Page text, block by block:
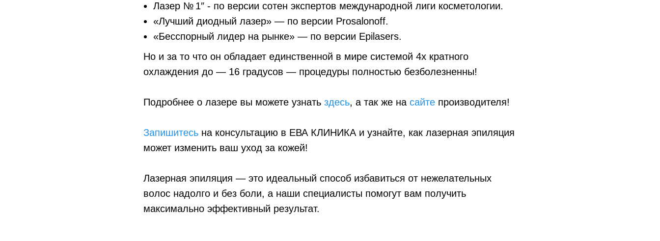
Лазер № 1″ - по версии сотен экспертов международной лиги косметологии.
«Лучший диодный лазер» — по версии Prosalonoff.
«Бесспорный лидер на рынке» — по версии Epilasers.
Но и за то что он обладает единственной в мире системой 4х кратного
охлаждения до — 16 градусов — процедуры полностью безболезненны!
Подробнее о лазере вы можете узнать здесь, а так же на сайте производителя!
Запишитесь на консультацию в ЕВА КЛИНИКА и узнайте, как лазерная эпиляция
может изменить ваш уход за кожей!
Лазерная эпиляция — это идеальный способ избавиться от нежелательных
волос надолго и без боли, а наши специалисты помогут вам получить
максимально эффективный результат.